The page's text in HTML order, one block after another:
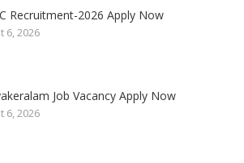
Recruitment-2026 Apply Now
6, 2026
Job Vacancy Apply Now
6, 2026